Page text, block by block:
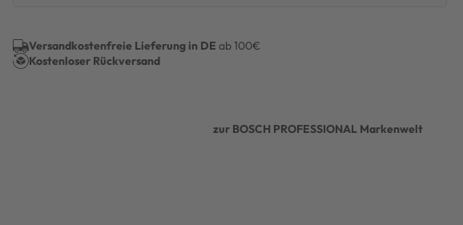
Versandkostenfreie Lieferung in DE ab 100€
Kostenloser Rückversand
zur BOSCH PROFESSIONAL Markenwelt